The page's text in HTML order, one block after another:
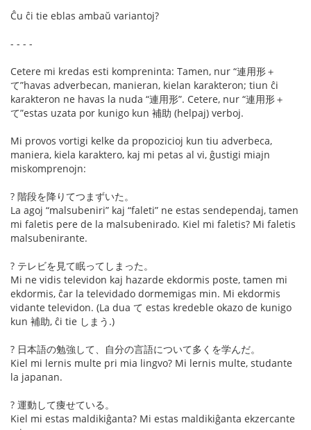
Ĉu ĉi tie eblas ambaŭ variantoj?
- - - -
Cetere mi kredas esti kompreninta: Tamen, nur “連用形＋
て”havas adverbecan, manieran, kielan karakteron; tiun ĉi
karakteron ne havas la nuda “連用形”. Cetere, nur “連用形＋
て”estas uzata por kunigo kun 補助 (helpaj) verboj.
Mi provos vortigi kelke da propozicioj kun tiu adverbeca,
maniera, kiela karaktero, kaj mi petas al vi, ĝustigi miajn
miskomprenojn:
? 階段を降りてつまずいた。
La agoj “malsubeniri” kaj “faleti” ne estas sendependaj, tamen
mi faletis pere de la malsubenirado. Kiel mi faletis? Mi faletis
malsubenirante.
? テレビを見て眠ってしまった。
Mi ne vidis televidon kaj hazarde ekdormis poste, tamen mi
ekdormis, ĉar la televidado dormemigas min. Mi ekdormis
vidante televidon. (La dua て estas kredeble okazo de kunigo
kun 補助, ĉi tie しまう.)
? 日本語の勉強して、自分の言語について多くを学んだ。
Kiel mi lernis multe pri mia lingvo? Mi lernis multe, studante
la japanan.
? 運動して痩せている。
Kiel mi estas maldikiĝanta? Mi estas maldikiĝanta ekzercante